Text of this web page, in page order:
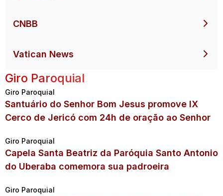
CNBB
Vatican News
Giro Paroquial
Giro Paroquial
Santuário do Senhor Bom Jesus promove IX
Cerco de Jericó com 24h de oração ao Senhor
Giro Paroquial
Capela Santa Beatriz da Paróquia Santo Antonio
do Uberaba comemora sua padroeira
Giro Paroquial